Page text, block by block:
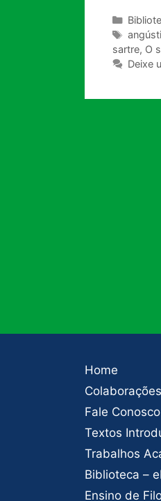
Tags
sartre, O
Deixe
Home
Colaborações
Fale Conosco
Textos
Trabalhos
Biblioteca –
Ensino de